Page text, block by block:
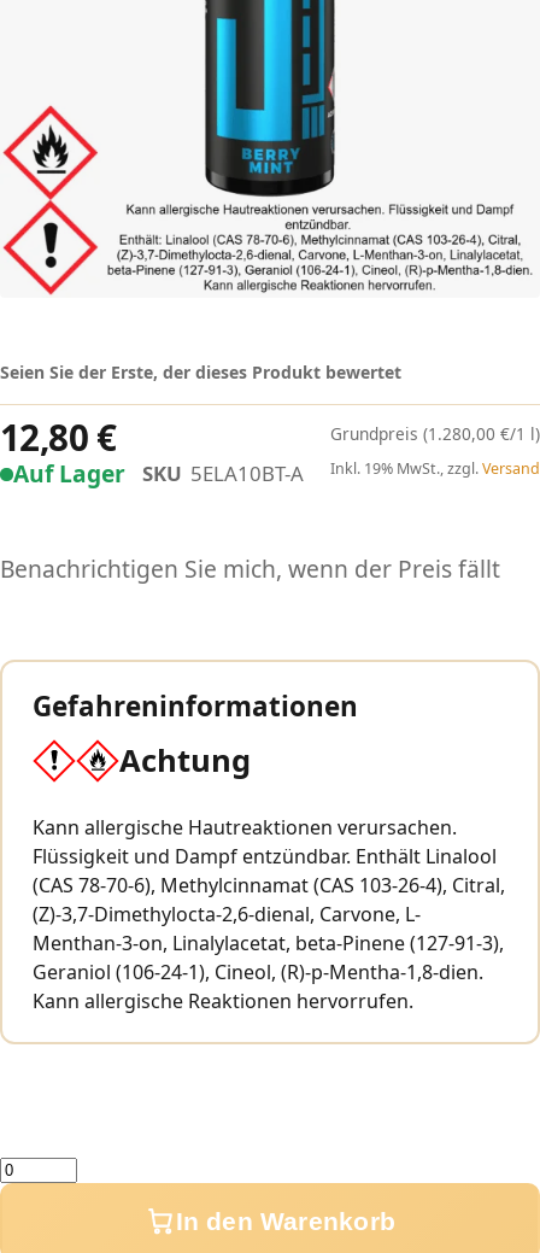
Auf Lager SKU 5ELA10BT-A
Seien Sie der Erste, der dieses Produkt bewertet
12,80 € (1.280,00 €/1 l)
Inkl. 19% MwSt., zzgl.Versand
Benachrichtigen Sie mich, wenn der Preis fällt
Gefahreninformationen
Achtung
Kann allergische Hautreaktionen verursachen.
Flüssigkeit und Dampf entzündbar. Enthält Linalool
(CAS 78-70-6), Methylcinnamat (CAS 103-26-4), Citral,
(Z)-3,7-Dimethylocta-2,6-dienal, Carvone, L-
Menthan-3-on, Linalylacetat, beta-Pinene (127-91-3),
Geraniol (106-24-1), Cineol, (R)-p-Mentha-1,8-dien.
Kann allergische Reaktionen hervorrufen.
Menge
In den Warenkorb